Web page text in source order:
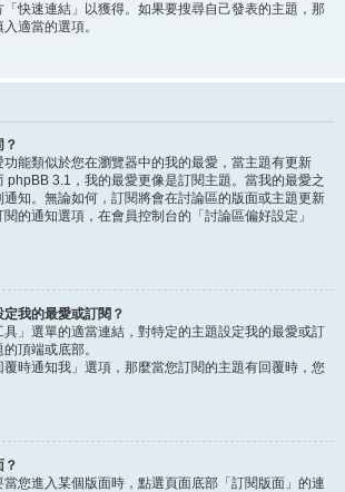
快速連結」以獲得。如果要搜尋自己發表的主題，那
適當的選項。
？
能類似於您在瀏覽器中的我的最愛，當主題有更新
phpBB 3.1，我的最愛更像是訂閱主題。當我的最愛之
知。無論如何，訂閱將會在討論區的版面或主題更新
的通知選項，在會員控制台的「討論區偏好設定」
我的最愛或訂閱？
」選單的適當連結，對特定的主題設定我的最愛或訂
頂端或底部。
時通知我」選項，那麼當您訂閱的主題有回覆時，您
？
您進入某個版面時，點選頁面底部「訂閱版面」的連